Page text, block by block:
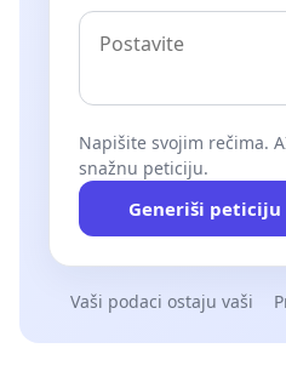
Napišite svojim rečima.
snažnu peticiju.
Generiši peticiju
Vaši podaci ostaju vaši